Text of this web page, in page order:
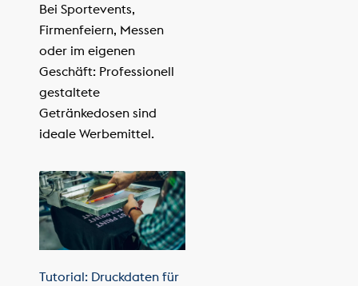
Bei Sportevents,
Firmenfeiern, Messen
oder im eigenen
Geschäft: Professionell
gestaltete
Getränkedosen sind
ideale Werbemittel.
Tutorial: Druckdaten für